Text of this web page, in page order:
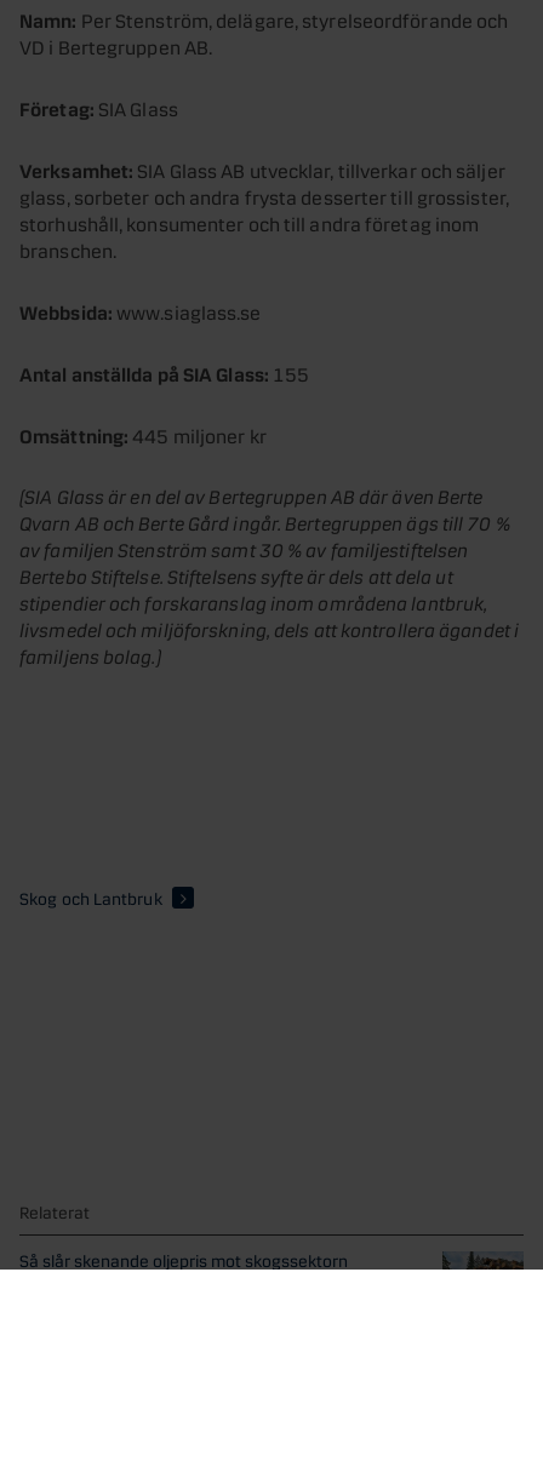
Namn: Per Stenström, delägare, styrelseordförande och
VD i Bertegruppen AB.
Företag: SIA Glass
Verksamhet: SIA Glass AB utvecklar, tillverkar och säljer
glass, sorbeter och andra frysta desserter till grossister,
storhushåll, konsumenter och till andra företag inom
branschen.
Webbsida: www.siaglass.se
Antal anställda på SIA Glass: 155
Omsättning: 445 miljoner kr
(SIA Glass är en del av Bertegruppen AB där även Berte
Qvarn AB och Berte Gård ingår. Bertegruppen ägs till 70 %
av familjen Stenström samt 30 % av familjestiftelsen
Bertebo Stiftelse. Stiftelsens syfte är dels att dela ut
stipendier och forskaranslag inom områdena lantbruk,
livsmedel och miljöforskning, dels att kontrollera ägandet i
familjens bolag.)
Skog och Lantbruk
Relaterat
Så slår skenande oljepris mot skogssektorn